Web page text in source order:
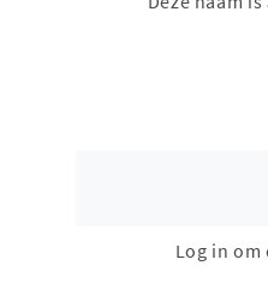
Log in om